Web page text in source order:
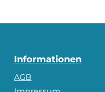
Informationen
AGB